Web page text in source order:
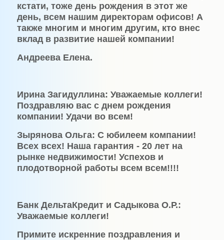
кстати, тоже день рождения в этот же
день, всем нашим директорам офисов! А
также многим и многим другим, кто внес
вклад в развитие нашей компании!
Андреева Елена.
Ирина Загидуллина: Уважаемые коллеги!
Поздравляю вас с днем рождения
компании! Удачи во всем!
Зырянова Ольга: С юбилеем компании!
Всех всех! Наша гарантия - 20 лет на
рынке недвижимости! Успехов и
плодотворной работы всем всем!!!!
Банк ДельтаКредит и Садыкова О.Р.:
Уважаемые коллеги!
Примите искренние поздравления и